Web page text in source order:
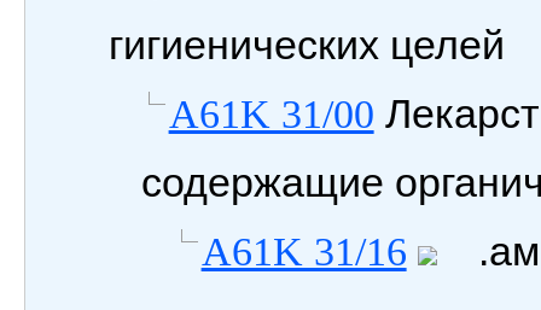
гигиенических целей
A61K 31/00
содержащие
A61K 31/16